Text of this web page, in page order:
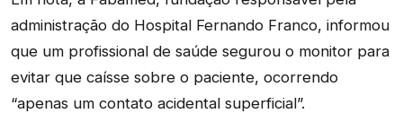
administração do Hospital Fernando Franco, informou
que um profissional de saúde segurou o monitor para
evitar que caísse sobre o paciente, ocorrendo
“apenas um contato acidental superficial”.